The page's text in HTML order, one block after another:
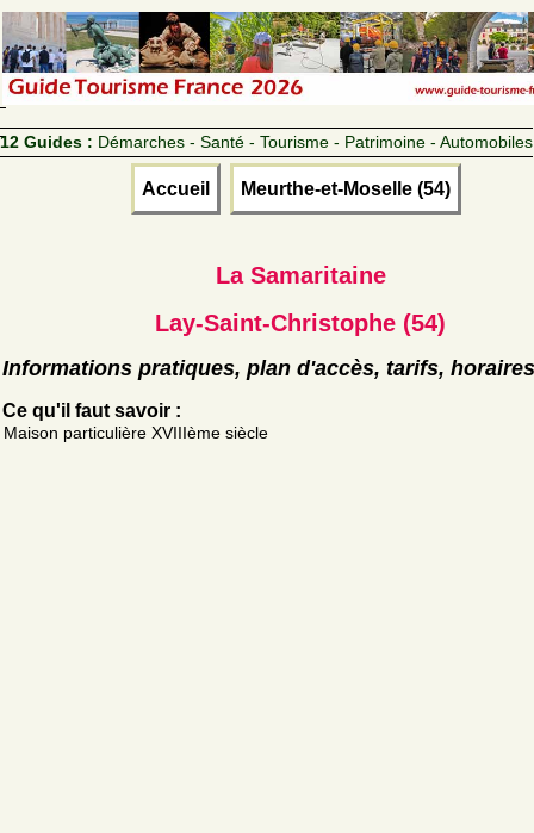
12 Guides : Démarches - Santé - Tourisme - Patrimoine - Automobiles
Accueil Meurthe-et-Moselle (54)
La Samaritaine
Lay-Saint-Christophe (54)
Informations pratiques, plan d'accès, tarifs, horaires
Ce qu'il faut savoir :
Maison particulière XVIIIème siècle